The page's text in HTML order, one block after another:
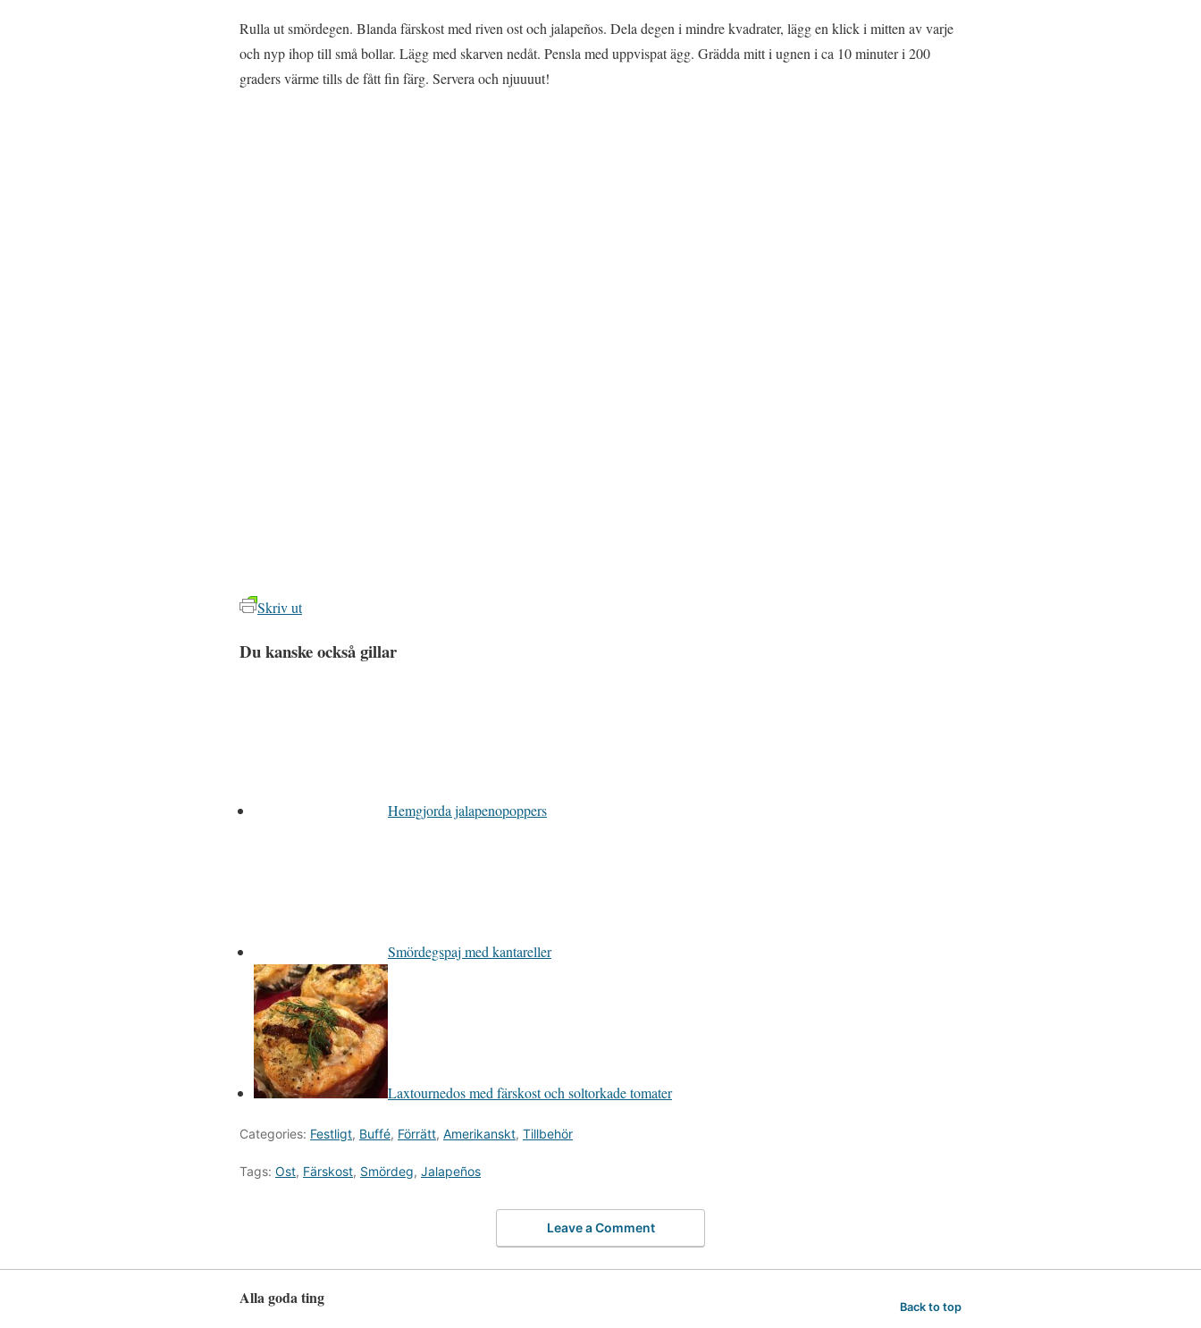
Rulla ut smördegen. Blanda färskost med riven ost och jalapeños. Dela degen i mindre kvadrater, lägg en klick i mitten av varje
och nyp ihop till små bollar. Lägg med skarven nedåt. Pensla med uppvispat ägg. Grädda mitt i ugnen i ca 10 minuter i 200
graders värme tills de fått fin färg. Servera och njuuuut!
Skriv ut
Du kanske också gillar
Hemgjorda jalapenopoppers
Smördegspaj med kantareller
Laxtournedos med färskost och soltorkade tomater
Categories: Festligt, Buffé, Förrätt, Amerikanskt, Tillbehör
Tags: Ost, Färskost, Smördeg, Jalapeños
Leave a Comment
Alla goda ting Back to top